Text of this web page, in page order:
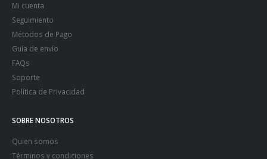
Mi cuenta
Seguimiento
Métodos de Pago
Guía de envío
FAQs
Soporte
Política de Privacidad
SOBRE NOSOTROS
Quien somos
Términos y condiciones